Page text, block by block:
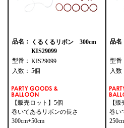
品名：
くるくるリボン 300cm
KIS29099
型番： KIS29099
入数： 5個
【販売ロット】5個
巻いてあるリボンの長さ
300cm+50cm
品名
型番
入数
【
巻い